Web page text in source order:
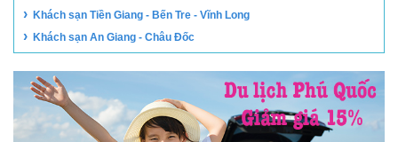
› Khách sạn Tiền Giang - Bến Tre - Vĩnh Long
› Khách sạn An Giang - Châu Đốc